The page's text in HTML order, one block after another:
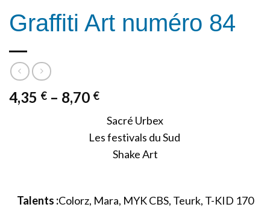
Graffiti Art numéro 84
4,35 € – 8,70 €
Sacré Urbex
Les festivals du Sud
Shake Art
Talents :Colorz, Mara, MYK CBS, Teurk, T-KID 170